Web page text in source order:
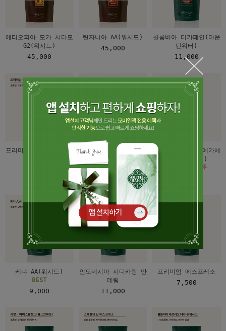
에티오피아 모카 시다모
G2(워시드)
45,000
탄자니아 AA(워시드)
45,000
콜롬비아 디카페인(마운
틴워터)
11,000
프리미엄 하우스 블렌드
과테말라 안티구아 SHB
(워시드)
에티오피아 모카 예가체
프 G2(워시드)
케냐 AA(워시드)
9,000
인도네시아 시디카랑 만
데링
11,000
프리미엄 에스프레소
7,500